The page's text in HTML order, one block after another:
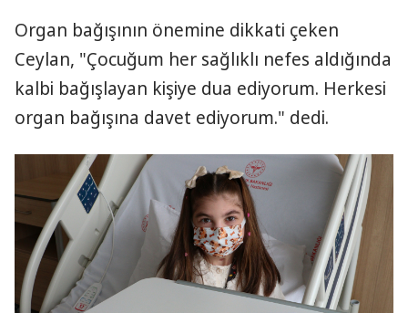
Organ bağışının önemine dikkati çeken
Ceylan, "Çocuğum her sağlıklı nefes aldığında
kalbi bağışlayan kişiye dua ediyorum. Herkesi
organ bağışına davet ediyorum." dedi.